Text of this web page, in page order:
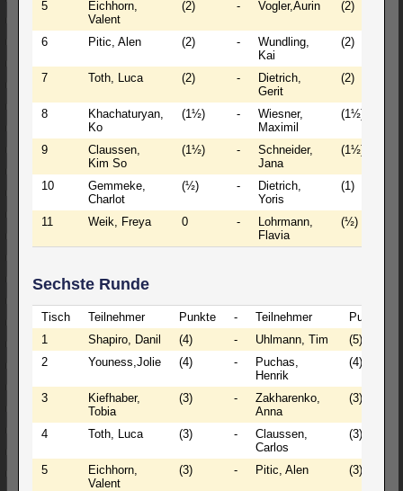
5
Eichhorn,
Valent
(2) - Vogler,Aurin (2)
6 Pitic, Alen (2) -
Wundling,
Kai
(2)
7 Toth, Luca (2) -
Dietrich,
Gerit
(2)
8
Khachaturyan,
Ko
(1½) -
Wiesner,
Maximil
(1½)
9
Claussen,
Kim So
(1½) -
Schneider,
Jana
(1½)
10
Gemmeke,
Charlot
(½) -
Dietrich,
Yoris
(1)
11 Weik, Freya 0 -
Lohrmann,
Flavia
(½)
Sechste Runde
Tisch Teilnehmer Punkte - Teilnehmer
Punkte
1
Shapiro, Danil (4) - Uhlmann, Tim
(5)
2
Youness,Jolie (4) -
Puchas,
Henrik
(4)
3
Kiefhaber,
Tobia
(3) -
Zakharenko,
Anna
(3)
4 Toth, Luca (3) -
Claussen,
Carlos
(3)
5
Eichhorn,
Valent
(3) - Pitic, Alen (3)